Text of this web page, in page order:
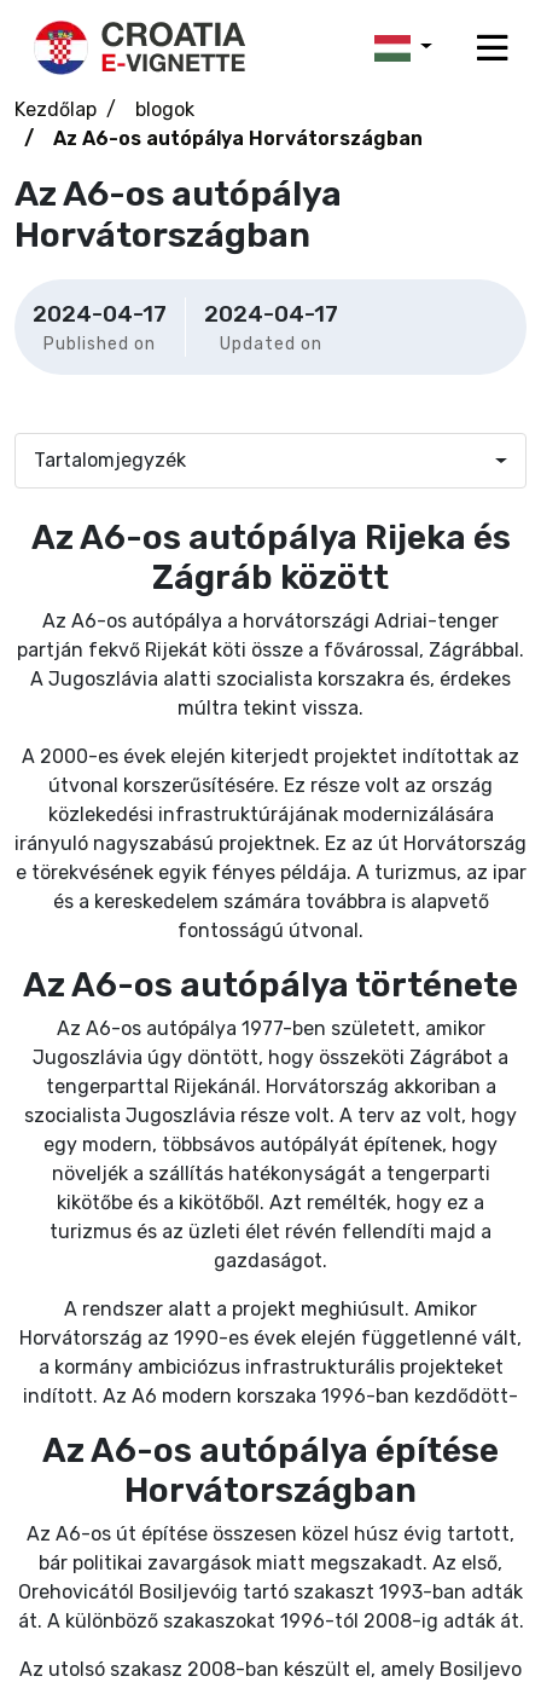
Kezdőlap
blogok
Az A6-os autópálya Horvátországban
Az A6-os autópálya
Horvátországban
2024-04-17
Published on
2024-04-17
Updated on
Tartalomjegyzék
Az A6-os autópálya Rijeka és
Zágráb között
Az A6-os autópálya a horvátországi Adriai-tenger
partján fekvő Rijekát köti össze a fővárossal, Zágrábbal.
A Jugoszlávia alatti szocialista korszakra és, érdekes
múltra tekint vissza.
A 2000-es évek elején kiterjedt projektet indítottak az
útvonal korszerűsítésére. Ez része volt az ország
közlekedési infrastruktúrájának modernizálására
irányuló nagyszabású projektnek. Ez az út Horvátország
e törekvésének egyik fényes példája. A turizmus, az ipar
és a kereskedelem számára továbbra is alapvető
fontosságú útvonal.
Az A6-os autópálya története
Az A6-os autópálya 1977-ben született, amikor
Jugoszlávia úgy döntött, hogy összeköti Zágrábot a
tengerparttal Rijekánál. Horvátország akkoriban a
szocialista Jugoszlávia része volt. A terv az volt, hogy
egy modern, többsávos autópályát építenek, hogy
növeljék a szállítás hatékonyságát a tengerparti
kikötőbe és a kikötőből. Azt remélték, hogy ez a
turizmus és az üzleti élet révén fellendíti majd a
gazdaságot.
A rendszer alatt a projekt meghiúsult. Amikor
Horvátország az 1990-es évek elején függetlenné vált,
a kormány ambiciózus infrastrukturális projekteket
indított. Az A6 modern korszaka 1996-ban kezdődött-
Az A6-os autópálya építése
Horvátországban
Az A6-os út építése összesen közel húsz évig tartott,
bár politikai zavargások miatt megszakadt. Az első,
Orehovicától Bosiljevóig tartó szakaszt 1993-ban adták
át. A különböző szakaszokat 1996-tól 2008-ig adták át.
Az utolsó szakasz 2008-ban készült el, amely Bosiljevo